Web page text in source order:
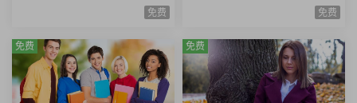
籍大全围棋实战技巧手册围棋
系列讲座丛书围棋现代技艺丛
书
免费
式不同文档内容pdf文档word
免费
免费 免费